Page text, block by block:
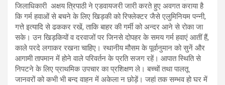
जिलाधिकारी अक्षय त्रिपाठी ने एडवायजरी जारी करते हुए अवगत कराया है
कि गर्म हवाओं से बचने के लिए खिड़की को रिफ्लेक्टर जैसे एलुमिनियम पन्नी,
गत्ते इत्यादि से ढककर रखें, ताकि बाहर की गर्मी को अन्दर आने से रोका जा
सके। उन खिड़कियों व दरवाजों पर जिनसे दोपहर के समय गर्म हवाएं आतीं हैं,
काले परदे लगाकर रखना चाहिए। स्थानीय मौसम के पूर्वानुमान को सुनें और
आगामी तापमान में होने वाले परिवर्तन के प्रति सजग रहें। आपात स्थिति से
निपटने के लिए प्राथमिक उपचार का प्रशिक्षण ले। बच्चों तथा पालतू
जानवरों को कभी भी बन्द वाहन में अकेला न छोड़ें। जहां तक सम्भव हो घर में